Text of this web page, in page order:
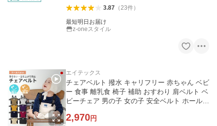
3.87（23件）
最短明日お届け
z-oneスタイル
エイテックス
チェアベルト 撥水 キャリフリー 赤ちゃん ベビ
ー 食事 離乳食 椅子 補助 おすわり 肩ベルト ベ
ビーチェア 男の子 女の子 安全ベルト ホールド
2,970円